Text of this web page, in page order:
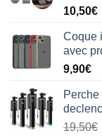
Note
sur 5
10,50€
Coque
avec
9,90€
19,50€